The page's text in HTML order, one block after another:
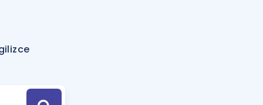
Hesaplama Aracı
için Öneriler
Tek Takvimde